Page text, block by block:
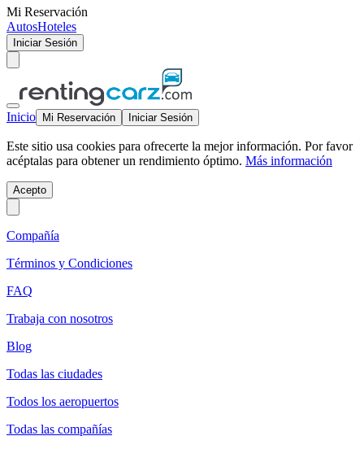
Mi Reservación
AutosHoteles
Iniciar Sesión
Inicio Mi Reservación Iniciar Sesión
Este sitio usa cookies para ofrecerte la mejor información. Por favor
acéptalas para obtener un rendimiento óptimo. Más información
Acepto
Compañía
Términos y Condiciones
FAQ
Trabaja con nosotros
Blog
Todas las ciudades
Todos los aeropuertos
Todas las compañías